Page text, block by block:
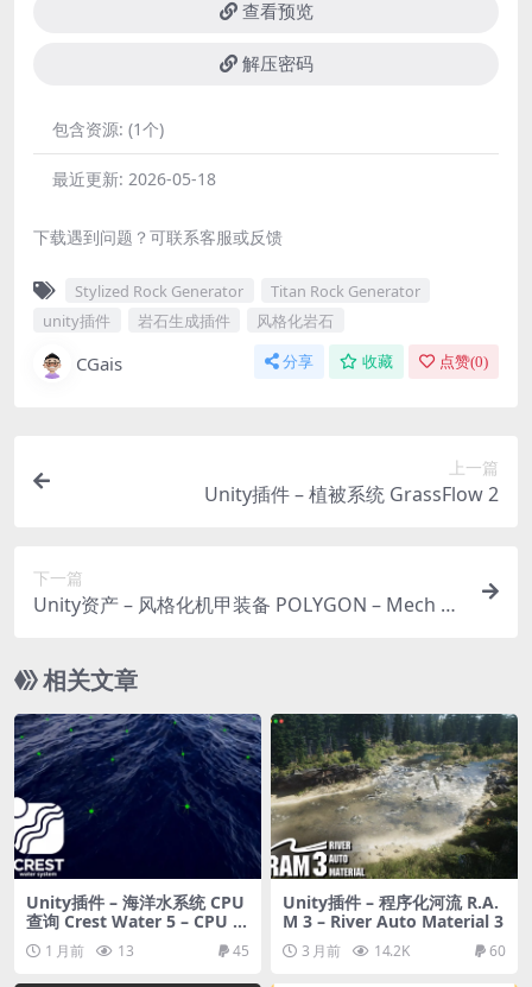
查看预览
解压密码
包含资源: (1个)
最近更新: 2026-05-18
下载遇到问题？可联系客服或反馈
Stylized Rock Generator
Titan Rock Generator
unity插件
岩石生成插件 风格化岩石
CGais 分享 收藏 点赞(0)
上一篇
Unity插件 – 植被系统 GrassFlow 2
下一篇
Unity资产 – 风格化机甲装备 POLYGON – Mech Pa
相关文章
Unity插件 – 海洋水系统 CPU
查询 Crest Water 5 – CPU Q
ueries
1 月前 13 45
Unity插件 – 程序化河流 R.A.
M 3 – River Auto Material 3
3 月前 14.2K 60